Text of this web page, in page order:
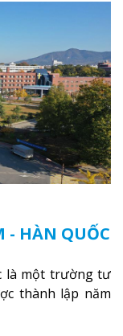
- HÀN QUỐC
là một trường tư
thành lập năm